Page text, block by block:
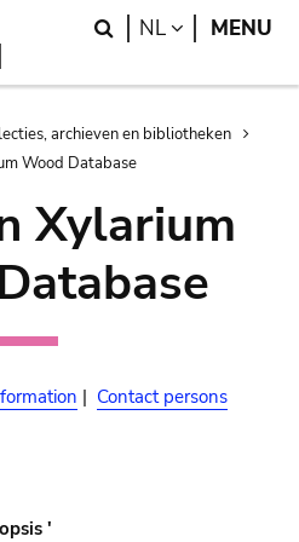
Search
NL LANGUAGE
MENU
archieven en bibliotheken
Wood Database
Xylarium
| Contact persons
'